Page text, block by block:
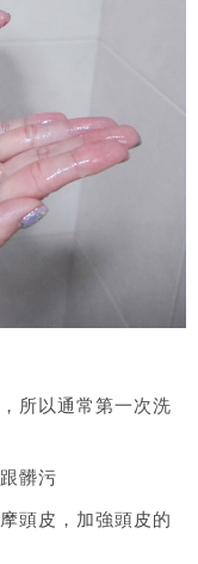
所以通常第一次洗
髒污
頭皮，加強頭皮的